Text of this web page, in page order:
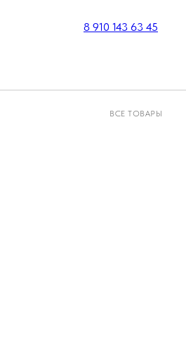
8 910 143 63 45
ВСЕ ТОВАРЫ